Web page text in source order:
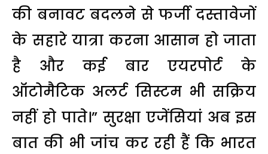
की बनावट बदलने से फर्जी दस्तावेजों
के सहारे यात्रा करना आसान हो जाता
है और कई बार एयरपोर्ट के
ऑटोमैटिक अलर्ट सिस्टम भी सक्रिय
नहीं हो पाते।” सुरक्षा एजेंसियां अब इस
बात की भी जांच कर रही हैं कि भारत